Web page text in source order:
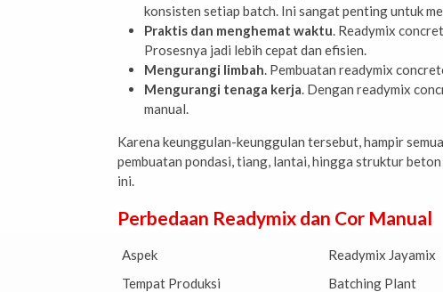
konsisten setiap batch. Ini sangat penting untuk
Praktis dan menghemat waktu. Readymix
Prosesnya jadi lebih cepat dan efisien.
Mengurangi limbah. Pembuatan readymix
Mengurangi tenaga kerja. Dengan readymix
manual.
Karena keunggulan-keunggulan tersebut, hampir
pembuatan pondasi, tiang, lantai, hingga struktur
ini.
Perbedaan Readymix dan Cor Manual
Aspek Readymix Jayamix
Tempat Produksi
Batching Plant